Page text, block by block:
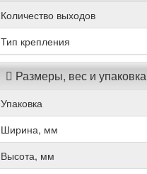
Количество выходов
Тип крепления
Размеры, вес и упаковка
Упаковка
Ширина, мм
Высота, мм